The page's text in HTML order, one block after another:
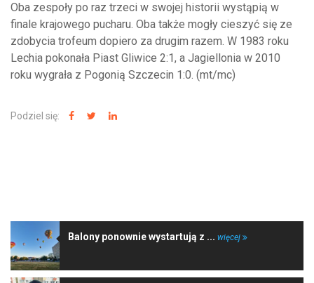
Oba zespoły po raz trzeci w swojej historii wystąpią w
finale krajowego pucharu. Oba także mogły cieszyć się ze
zdobycia trofeum dopiero za drugim razem. W 1983 roku
Lechia pokonała Piast Gliwice 2:1, a Jagiellonia w 2010
roku wygrała z Pogonią Szczecin 1:0. (mt/mc)
Podziel się:
Balony ponownie wystartują z ... więcej